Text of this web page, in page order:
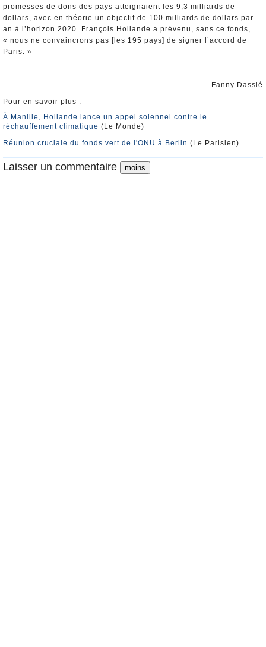
promesses de dons des pays atteignaient les 9,3 milliards de
dollars, avec en théorie un objectif de 100 milliards de dollars par
an à l’horizon 2020. François Hollande a prévenu, sans ce fonds,
« nous ne convaincrons pas [les 195 pays] de signer l’accord de
Paris. »
Fanny Dassié
Pour en savoir plus :
À Manille, Hollande lance un appel solennel contre le
réchauffement climatique (Le Monde)
Réunion cruciale du fonds vert de l'ONU à Berlin (Le Parisien)
Laisser un commentaire